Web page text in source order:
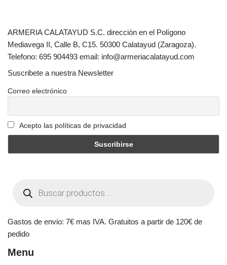
ARMERIA CALATAYUD S.C. dirección en el Polígono
Mediavega II, Calle B, C15. 50300 Calatayud (Zaragoza).
Telefono: 695 904493 email: info@armeriacalatayud.com
Suscribete a nuestra Newsletter
Correo electrónico
Acepto las políticas de privacidad
Gastos de envio: 7€ mas IVA. Gratuitos a partir de 120€ de
pedido
Menu